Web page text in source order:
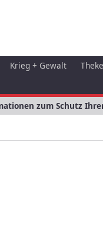
Krieg + Gewalt
zum Schutz